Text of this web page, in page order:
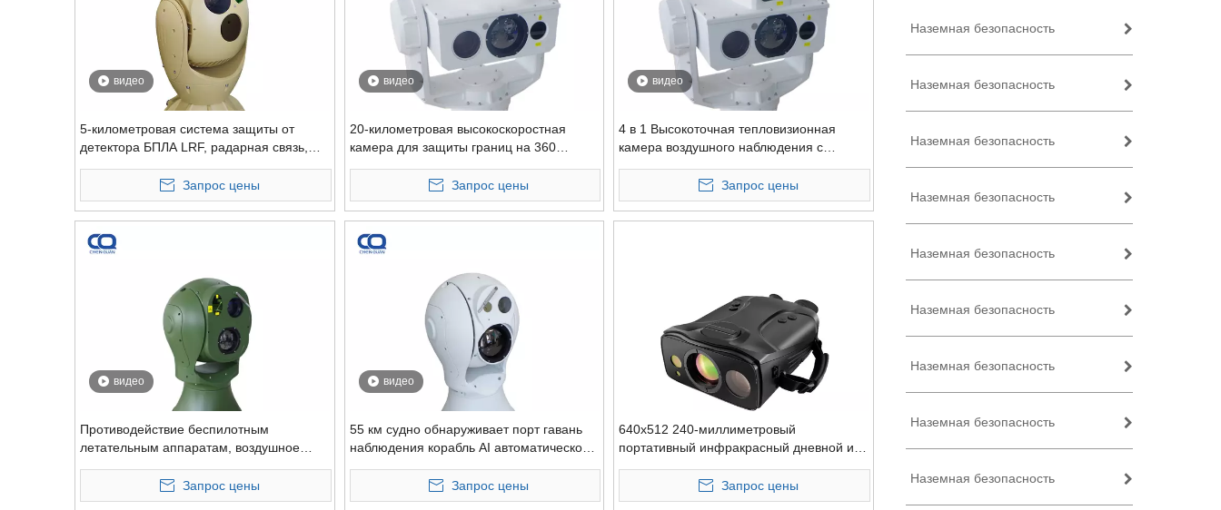
видео
5-километровая система защиты от
детектора БПЛА LRF, радарная связь,
охлаждаемая тепловая камера, анти-
Запрос цены
видео
20-километровая высокоскоростная
камера для защиты границ на 360
градусов, средневолновая
инфракрасная камера MWIR для
тепловизионных платформ
Запрос цены
видео
4 в 1 Высокоточная тепловизионная
камера воздушного наблюдения с
автоматическим отслеживанием MWIR и
Запрос цены
видео
Противодействие беспилотным
летательным аппаратам, воздушное
тепловизионная камера и LRF
Запрос цены
видео
55 км судно обнаруживает порт гавань
наблюдения корабль AI автоматическое
действия охлаждаемая тепловизионная
камера Ptz
Запрос цены
640x512 240-миллиметровый
портативный инфракрасный дневной и
охлаждением тепловизионным биноклем
с 12 км LRF
Запрос цены
Наземная безопасность
Наземная безопасность
Наземная безопасность
Наземная безопасность
Наземная безопасность
Наземная безопасность
Наземная безопасность
Наземная безопасность
Наземная безопасность